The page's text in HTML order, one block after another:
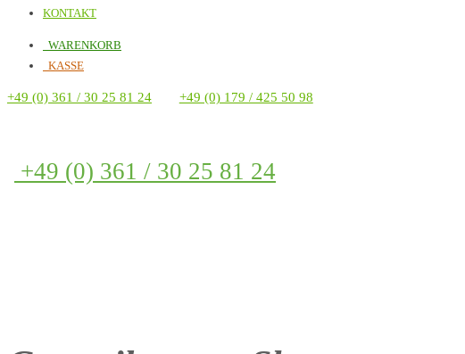
KONTAKT
WARENKORB
KASSE
+49 (0) 361 / 30 25 81 24 +49 (0) 179 / 425 50 98
+49 (0) 361 / 30 25 81 24